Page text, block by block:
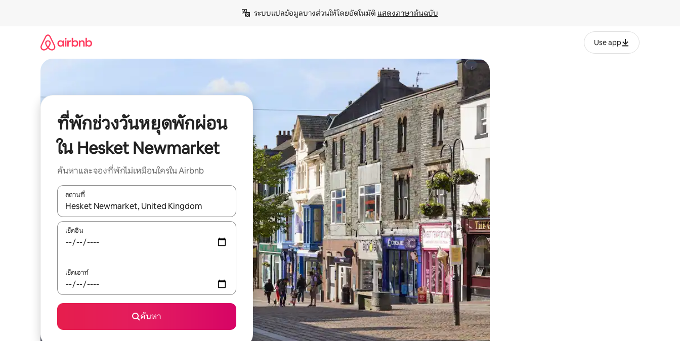
ระบบแปลข้อมูลบางส่วนให้โดยอัตโนมัติ แสดงภาษาต้นฉบับ
Use app
ที่พักช่วงวันหยุดพักผ่อน
ใน Hesket Newmarket
ค้นหาและจองที่พักไม่เหมือนใครใน Airbnb
สถานที่
ใช้ลูกศรขึ้นลง หรือใช้การสัมผัสหรือปัด เพื่อสำรวจผลการค้นหา
เช็คอิน
เช็คเอาท์
ค้นหา